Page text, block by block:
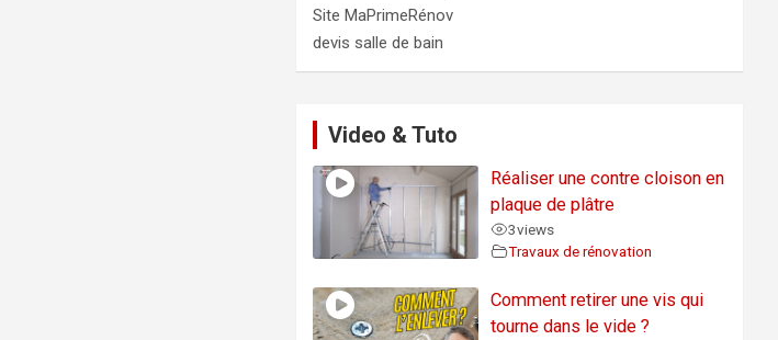
Site MaPrimeRénov
devis salle de bain
Video & Tuto
Réaliser une contre cloison en
plaque de plâtre
3views
Travaux de rénovation
Comment retirer une vis qui
tourne dans le vide ?